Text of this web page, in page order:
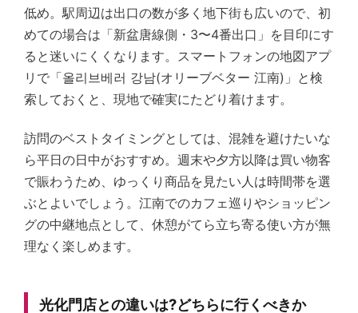
低め。駅周辺は出口の数が多く地下街も広いので、初
めての場合は「新盆唐線側・3〜4番出口」を目印にす
ると迷いにくくなります。スマートフォンの地図アプ
リで「올리브베러 강남(オリーブベター 江南)」と検
索しておくと、現地で確実にたどり着けます。
訪問のベストタイミングとしては、混雑を避けたいな
ら平日の日中がおすすめ。週末や夕方以降は買い物客
で賑わうため、ゆっくり商品を見たい人は時間帯を選
ぶとよいでしょう。江南でのカフェ巡りやショッピン
グの中継地点として、休憩がてら立ち寄る使い方が無
理なく楽しめます。
光化門店との違いは?どちらに行くべきか